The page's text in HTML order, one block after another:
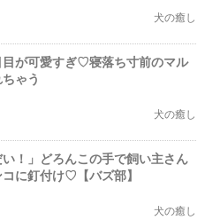
犬の癒し
が可愛すぎ♡寝落ち寸前のマル
ゃう
犬の癒し
い！」どろんこの手で飼い主さん
に釘付け♡【バズ部】
犬の癒し